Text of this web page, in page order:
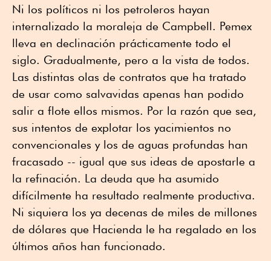
Ni los políticos ni los petroleros hayan
internalizado la moraleja de Campbell. Pemex
lleva en declinación prácticamente todo el
siglo. Gradualmente, pero a la vista de todos.
Las distintas olas de contratos que ha tratado
de usar como salvavidas apenas han podido
salir a flote ellos mismos. Por la razón que sea,
sus intentos de explotar los yacimientos no
convencionales y los de aguas profundas han
fracasado -- igual que sus ideas de apostarle a
la refinación. La deuda que ha asumido
difícilmente ha resultado realmente productiva.
Ni siquiera los ya decenas de miles de millones
de dólares que Hacienda le ha regalado en los
últimos años han funcionado.